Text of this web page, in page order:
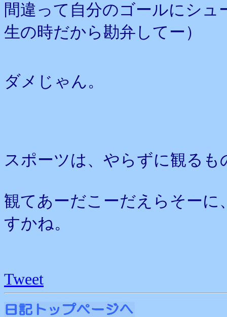
間違って自分のゴールにシ
生の時だから勘弁してー）
ダメじゃん。
スポーツは、やらずに観るも
観てあーだこーだえらそー
すかね。
Tweet